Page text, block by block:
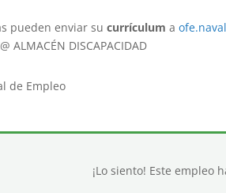
pueden enviar sucurrículum a
ALMACÉN DISCAPACIDAD
de Empleo
¡Lo siento! Este empleo